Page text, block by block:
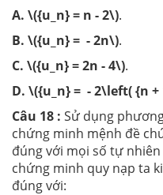
A. \({u_n} = n - 2\).
B. \({u_n} = - 2n\).
C. \({u_n} = 2n - 4\).
D. \({u_n} = - 2\left( {n
Câu 18 : Sử dụng
chứng minh mệnh đề
đúng với mọi số tự
chứng minh quy nạp ta
đúng với: